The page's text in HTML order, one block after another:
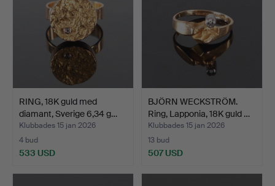
RING, 18K guld med
diamant, Sverige 6,34 g…
Klubbades 15 jan 2026
4 bud
533 USD
BJÖRN WECKSTRÖM.
Ring, Lapponia, 18K guld …
Klubbades 15 jan 2026
13 bud
507 USD